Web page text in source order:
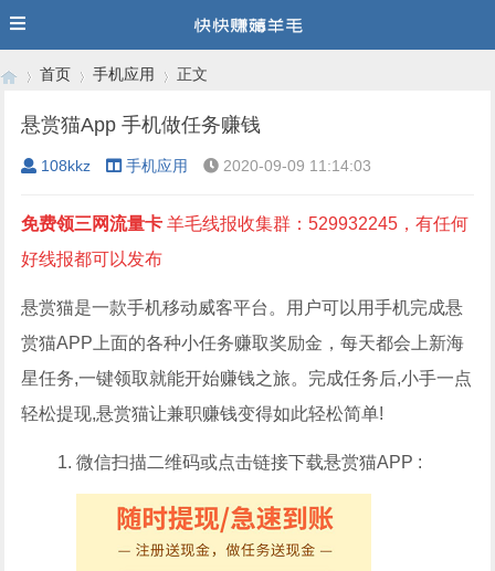
›
首页
›
手机应用
›
正文
悬赏猫App 手机做任务赚钱
108kkz 手机应用 2020-09-09 11:14:03
免费领三网流量卡 羊毛线报收集群：529932245，有任何
好线报都可以发布
悬赏猫是一款手机移动威客平台。用户可以用手机完成悬
赏猫APP上面的各种小任务赚取奖励金，每天都会上新海
星任务,一键领取就能开始赚钱之旅。完成任务后,小手一点
轻松提现,悬赏猫让兼职赚钱变得如此轻松简单!
微信扫描二维码或点击链接下载悬赏猫APP :